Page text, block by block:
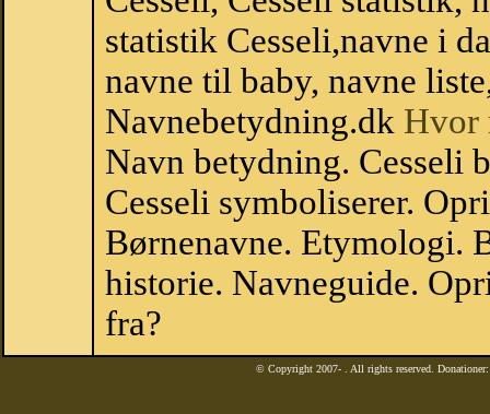
statistik Cesseli,navne i
navne til baby, navne
Navnebetydning.dk Hvor
Navn betydning. Cesseli
Cesseli symboliserer.
Børnenavne. Etymologi.
historie. Navneguide.
fra?
© Copyright 2007- . All rights reserved.